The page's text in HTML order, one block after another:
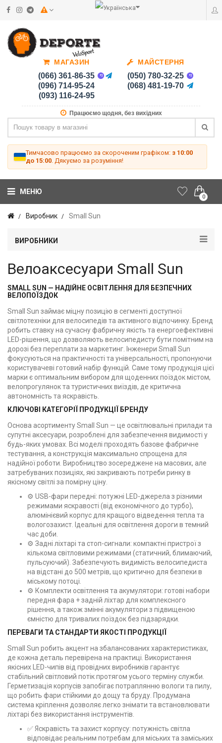
МАГАЗИН
(066) 361-86-35
(096) 714-95-24
(093) 116-24-95
МАЙСТЕРНЯ
(050) 780-32-25
(068) 481-19-70
Працюємо щодня, без вихідних
Тимчасово працюємо за скороченим графіком: з 10:00
до 15:00 . Дякуємо за розуміння!
0
МЕНЮ
Виробник Small Sun
ВИРОБНИКИ
Велоаксесуари Small Sun
SMALL SUN — НАДІЙНЕ ОСВІТЛЕННЯ ДЛЯ БЕЗПЕЧНИХ
ВЕЛОПОЇЗДОК
Small Sun займає міцну позицію в сегменті доступної
світлотехніки для велосипедів та активного відпочинку. Бренд
робить ставку на сучасну фабричну якість та енергоефективні
LED-рішення, що дозволяють велосипедисту бути помітним на
дорозі без переплати за маркетинг. Інженери Small Sun
фокусуються на практичності та універсальності, пропонуючи
користувачеві готовий набір функцій. Саме тому продукція цієї
марки є оптимальним вибором для щоденних поїздок містом,
велопрогулянок та туристичних виїздів, де критична
автономність та яскравість.
КЛЮЧОВІ КАТЕГОРІЇ ПРОДУКЦІЇ БРЕНДУ
Основа асортименту Small Sun — це освітлювальні прилади та
супутні аксесуари, розроблені для забезпечення видимості у
будь-яких умовах. Всі моделі проходять базове фабричне
тестування, а конструкція максимально спрощена для
надійної роботи. Виробництво зосереджене на масових, але
затребуваних позиціях, які закривають потреби ринку в
якісному світлі за помірну ціну.
⚙️ USB-фари передні: потужні LED-джерела з різними
режимами яскравості (від економічного до турбо),
алюмінієвий корпус для кращого відведення тепла та
вологозахист. Ідеальні для освітлення дороги в темний
час доби.
⚙️ Задні ліхтарі та стоп-сигнали: компактні пристрої з
кількома світловими режимами (статичний, блимаючий,
пульсуючий). Забезпечують видимість велосипедиста
на відстані до 500 метрів, що критично для безпеки в
міському потоці.
⚙️ Комплекти освітлення та акумулятори: готові набори
передня фара + задній ліхтар для комплексного
рішення, а також змінні акумулятори з підвищеною
ємністю для тривалих поїздок без підзарядки.
ПЕРЕВАГИ ТА СТАНДАРТИ ЯКОСТІ ПРОДУКЦІЇ
Small Sun робить акцент на збалансованих характеристиках,
де кожна деталь перевірена на практиці. Використання
якісних LED-чипів від провідних виробників гарантує
стабільний світловий потік протягом усього терміну служби.
Герметизація корпусів запобігає потраплянню вологи та пилу,
що робить фари стійкими до дощу та бруду. Продумана
система кріплення дозволяє легко знімати та встановлювати
ліхтарі без використання інструментів.
✅ Яскравість та захист корпусу: потужність світла
відповідає реальним потребам для міських та заміських